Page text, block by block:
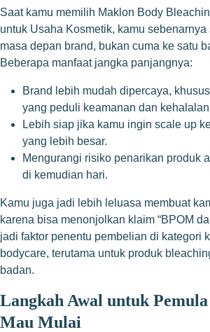
Saat kamu memilih Maklon Body
untuk Usaha Kosmetik, kamu
masa depan brand, bukan cuma ke satu
Beberapa manfaat jangka panjangnya:
Brand lebih mudah dipercaya,
yang peduli keamanan dan
Lebih siap jika kamu ingin scale up
yang lebih besar.
Mengurangi risiko penarikan produk
di kemudian hari.
Kamu juga jadi lebih leluasa membuat
karena bisa menonjolkan klaim “BPOM
jadi faktor penentu pembelian di kategori
bodycare, terutama untuk produk
badan.
Langkah Awal untuk
Mau Mulai